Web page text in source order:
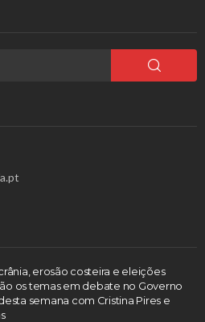
erosão costeira e eleições
os temas em debate no Governo
semana com Cristina Pires e